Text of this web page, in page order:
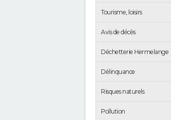
Tourisme, loisirs
Avis de décès
Déchetterie Hermelange
Délinquance
Risques naturels
Pollution